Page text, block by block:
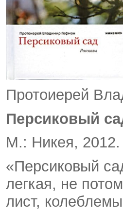
Протоиерей
Персиковый
М.: Никея,
«Персиковый
легкая, не
лист,